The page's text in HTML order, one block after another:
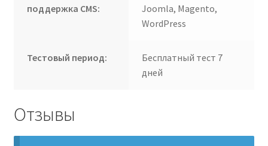
поддержка CMS:
Joomla, Magento,
WordPress
Тестовый период:
Бесплатный тест 7
дней
Отзывы